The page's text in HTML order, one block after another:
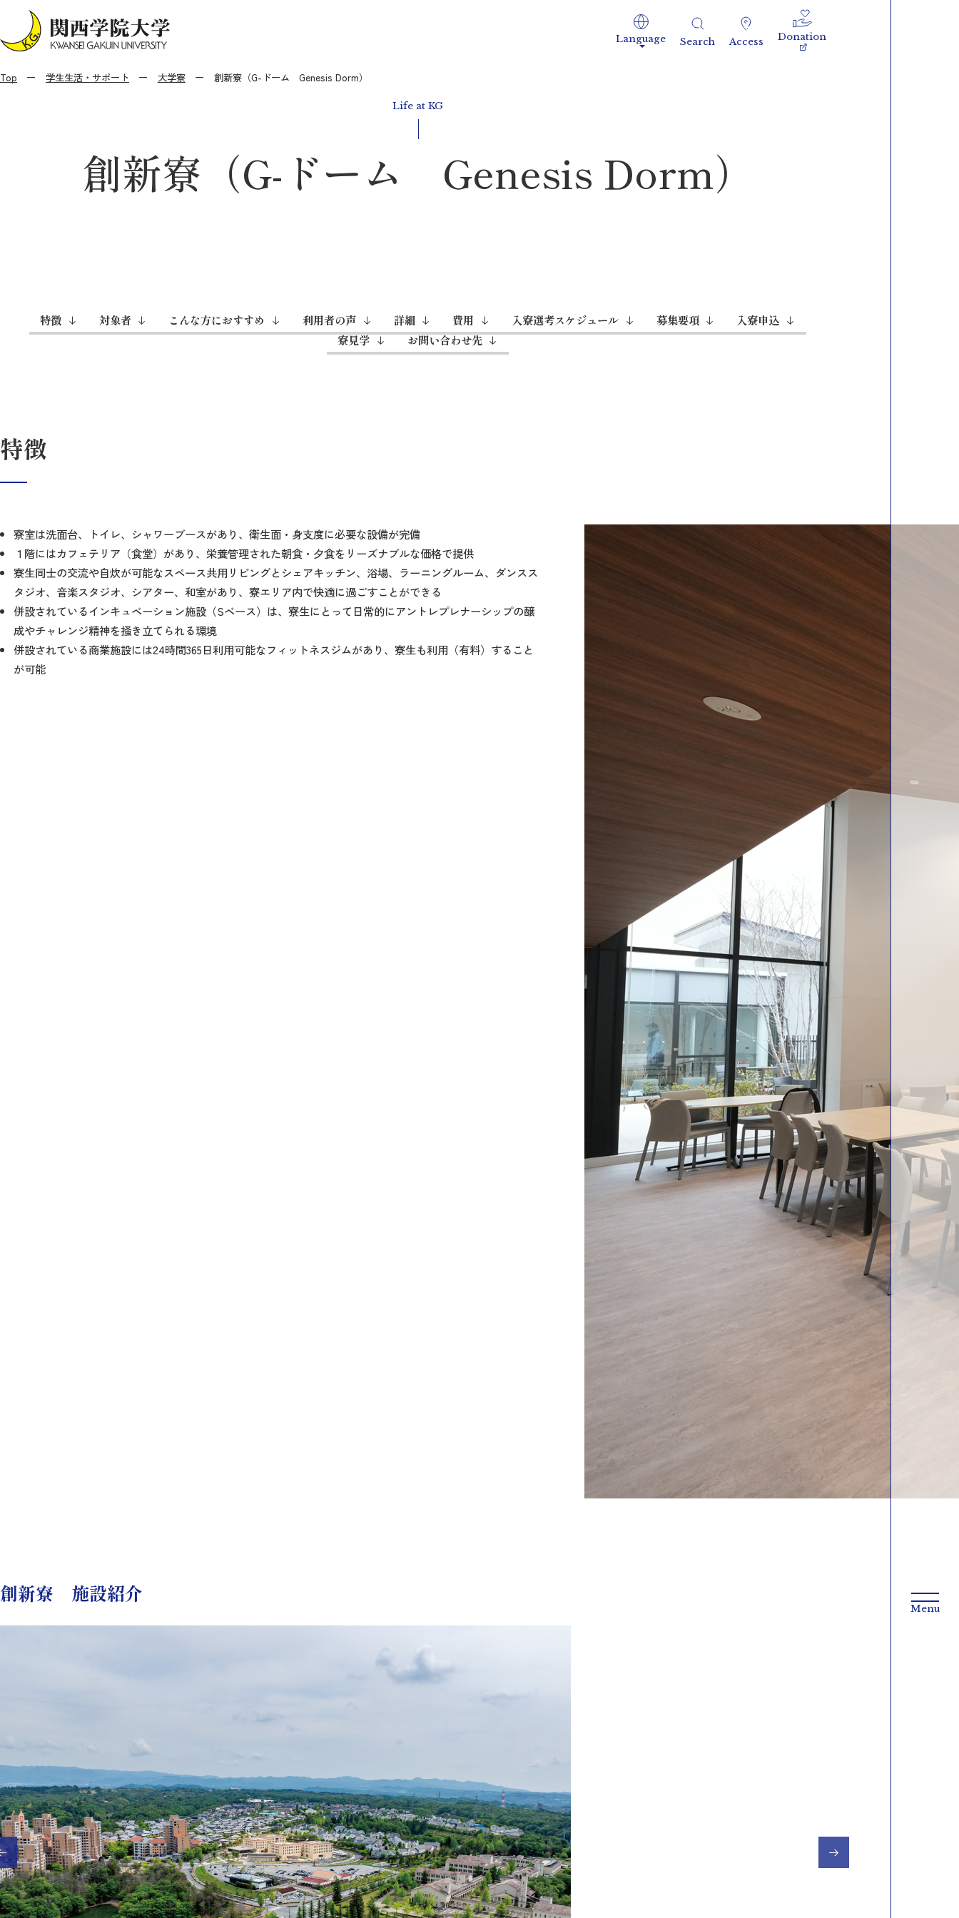
Language Search Access Donation
Top 学生生活・サポート 大学寮 創新寮（G-ドーム Genesis Dorm）
Life at KG
創新寮（G-ドーム Genesis Dorm）
特徴 対象者 こんな方におすすめ 利用者の声 詳細 費用 入寮選考スケジュール 募集要項
入寮申込
寮見学
お問い合わせ先
特徴
寮室は洗面台、トイレ、シャワーブースがあり、衛生面・身支度に必要な設備が完備
１階にはカフェテリア（食堂）があり、栄養管理された朝食・夕食をリーズナブルな価格で提供
寮生同士の交流や自炊が可能なスペース共用リビングとシェアキッチン、浴場、ラーニングルーム、ダンスス
タジオ、音楽スタジオ、シアター、和室があり、寮エリア内で快適に過ごすことができる
併設されているインキュベーション施設（Sベース）は、寮生にとって日常的にアントレプレナーシップの醸
成やチャレンジ精神を掻き立てられる環境
併設されている商業施設には24時間365日利用可能なフィットネスジムがあり、寮生も利用（有料）すること
が可能
創新寮 施設紹介